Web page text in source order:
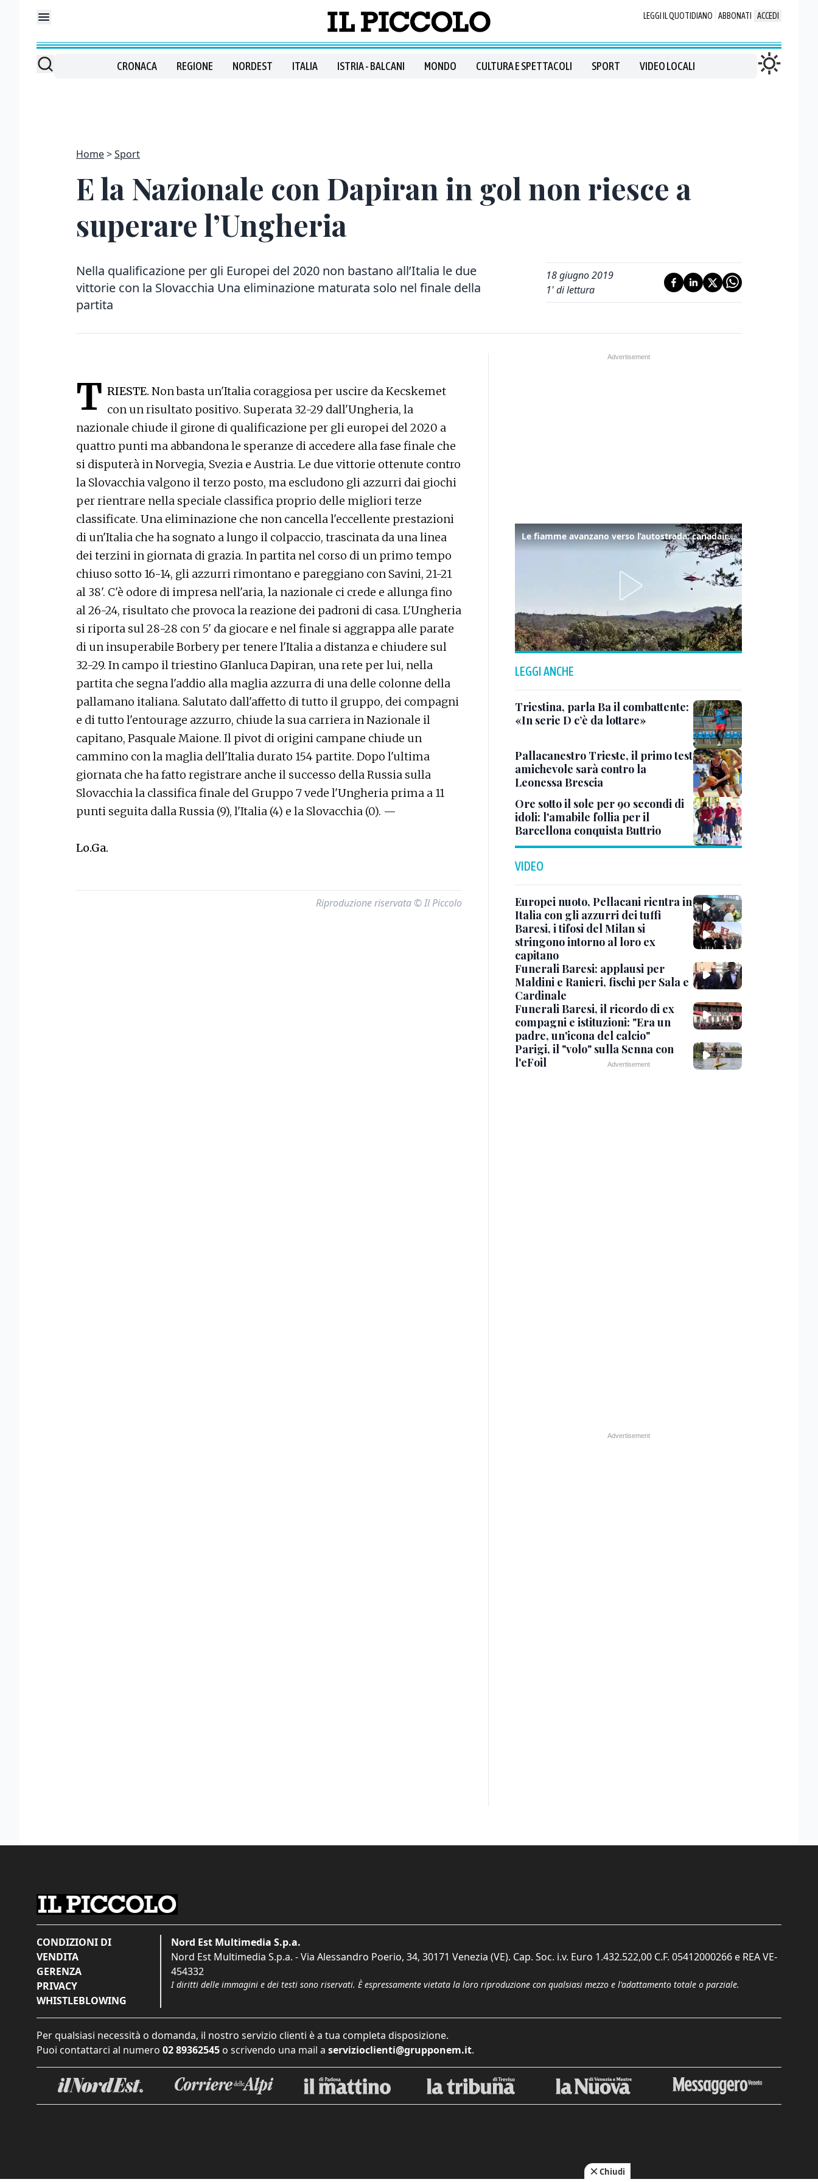
LEGGI IL QUOTIDIANO ABBONATI ACCEDI
CRONACA REGIONE NORDEST ITALIA ISTRIA - BALCANI MONDO CULTURA E SPETTACOLI SPORT VIDEO LOCALI
Home Sport
E la Nazionale con Dapiran in gol non riesce a
superare l’Ungheria
Nella qualificazione per gli Europei del 2020 non bastano all’Italia le due
vittorie con la Slovacchia Una eliminazione maturata solo nel finale della
partita
18 giugno 2019
1' di lettura
T RIESTE. Non basta un'Italia coraggiosa per uscire da Kecskemet
con un risultato positivo. Superata 32-29 dall'Ungheria, la
nazionale chiude il girone di qualificazione per gli europei del 2020 a
quattro punti ma abbandona le speranze di accedere alla fase finale che
si disputerà in Norvegia, Svezia e Austria. Le due vittorie ottenute contro
la Slovacchia valgono il terzo posto, ma escludono gli azzurri dai giochi
per rientrare nella speciale classifica proprio delle migliori terze
classificate. Una eliminazione che non cancella l'eccellente prestazioni
di un'Italia che ha sognato a lungo il colpaccio, trascinata da una linea
dei terzini in giornata di grazia. In partita nel corso di un primo tempo
chiuso sotto 16-14, gli azzurri rimontano e pareggiano con Savini, 21-21
al 38'. C'è odore di impresa nell'aria, la nazionale ci crede e allunga fino
al 26-24, risultato che provoca la reazione dei padroni di casa. L'Ungheria
si riporta sul 28-28 con 5' da giocare e nel finale si aggrappa alle parate
di un insuperabile Borbery per tenere l'Italia a distanza e chiudere sul
32-29. In campo il triestino GIanluca Dapiran, una rete per lui, nella
partita che segna l'addio alla maglia azzurra di una delle colonne della
pallamano italiana. Salutato dall'affetto di tutto il gruppo, dei compagni
e di tutto l'entourage azzurro, chiude la sua carriera in Nazionale il
capitano, Pasquale Maione. Il pivot di origini campane chiude un
cammino con la maglia dell'Italia durato 154 partite. Dopo l'ultima
giornata che ha fatto registrare anche il successo della Russia sulla
Slovacchia la classifica finale del Gruppo 7 vede l'Ungheria prima a 11
punti seguita dalla Russia (9), l'Italia (4) e la Slovacchia (0). —
Lo.Ga.
Riproduzione riservata © Il Piccolo
Le fiamme avanzano verso l’autostrada: canadair in azione tra Monfalcone e Duino
LEGGI ANCHE
Triestina, parla Ba il combattente:
«In serie D c’è da lottare»
Pallacanestro Trieste, il primo test
amichevole sarà contro la
Leonessa Brescia
Ore sotto il sole per 90 secondi di
idoli: l'amabile follia per il
Barcellona conquista Buttrio
VIDEO
Europei nuoto, Pellacani rientra in
Italia con gli azzurri dei tuffi
Baresi, i tifosi del Milan si
stringono intorno al loro ex
capitano
Funerali Baresi: applausi per
Maldini e Ranieri, fischi per Sala e
Cardinale
Funerali Baresi, il ricordo di ex
compagni e istituzioni: "Era un
padre, un'icona del calcio"
Parigi, il "volo" sulla Senna con
l'eFoil
CONDIZIONI DI
VENDITA
GERENZA
PRIVACY
WHISTLEBLOWING
Nord Est Multimedia S.p.a.
Nord Est Multimedia S.p.a. - Via Alessandro Poerio, 34, 30171 Venezia (VE). Cap. Soc. i.v. Euro 1.432.522,00 C.F. 05412000266 e REA VE-
454332
I diritti delle immagini e dei testi sono riservati. È espressamente vietata la loro riproduzione con qualsiasi mezzo e l'adattamento totale o parziale.
Per qualsiasi necessità o domanda, il nostro servizio clienti è a tua completa disposizione.
Puoi contattarci al numero 02 89362545 o scrivendo una mail a servizioclienti@grupponem.it.
Chiudi